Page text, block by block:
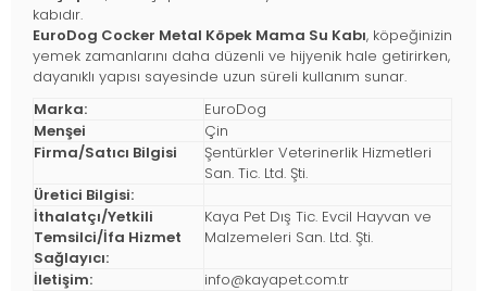
kabıdır.
EuroDog Cocker Metal Köpek Mama Su Kabı, köpeğinizin
yemek zamanlarını daha düzenli ve hijyenik hale getirirken,
dayanıklı yapısı sayesinde uzun süreli kullanım sunar.
Marka:
EuroDog
Menşei
Çin
Firma/Satıcı Bilgisi
Şentürkler Veterinerlik Hizmetleri
San. Tic. Ltd. Şti.
Üretici Bilgisi:
İthalatçı/Yetkili
Temsilci/İfa Hizmet
Sağlayıcı:
Kaya Pet Dış Tic. Evcil Hayvan ve
Malzemeleri San. Ltd. Şti.
İletişim: info@kayapet.com.tr